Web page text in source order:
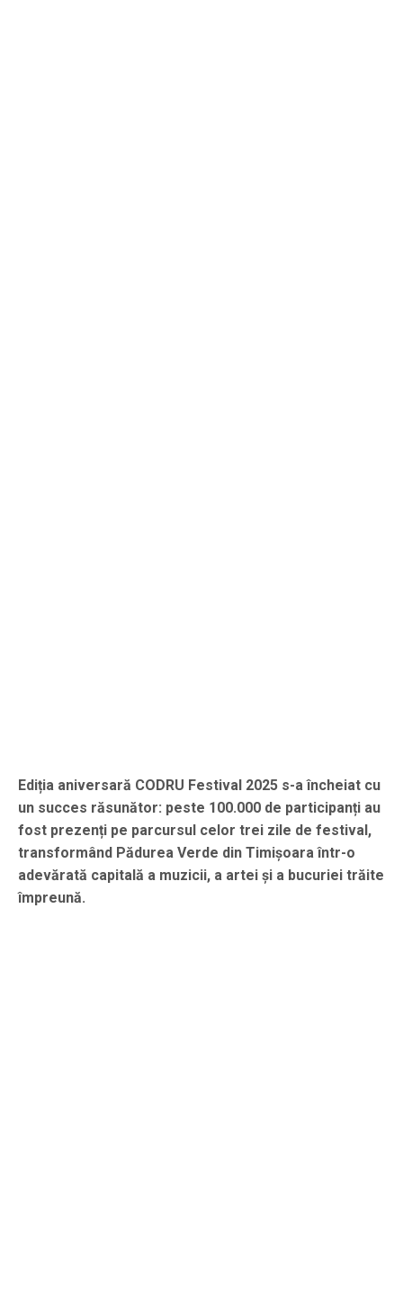
Ediția aniversară CODRU Festival 2025 s-a încheiat cu
un succes răsunător: peste 100.000 de participanți au
fost prezenți pe parcursul celor trei zile de festival,
transformând Pădurea Verde din Timișoara într-o
adevărată capitală a muzicii, a artei și a bucuriei trăite
împreună.